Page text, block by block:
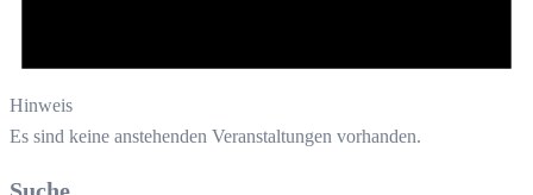
Hinweis
Es sind keine anstehenden Veranstaltungen vorhanden.